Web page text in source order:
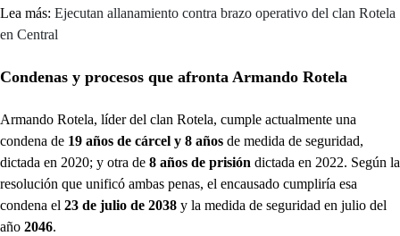
Lea más: Ejecutan allanamiento contra brazo operativo del clan Rotela
en Central
Condenas y procesos que afronta Armando Rotela
Armando Rotela, líder del clan Rotela, cumple actualmente una
condena de 19 años de cárcel y 8 años de medida de seguridad,
dictada en 2020; y otra de 8 años de prisión dictada en 2022. Según la
resolución que unificó ambas penas, el encausado cumpliría esa
condena el 23 de julio de 2038 y la medida de seguridad en julio del
año 2046.